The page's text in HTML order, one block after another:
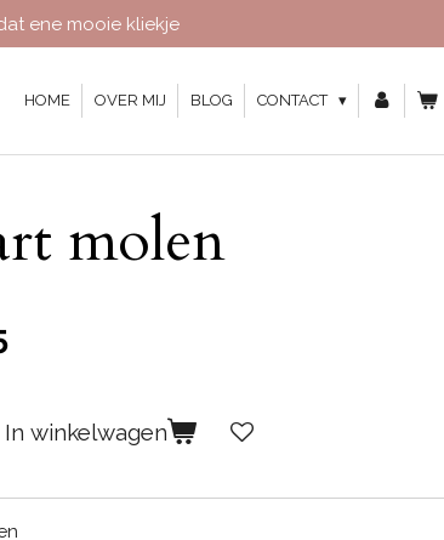
ene mooie kliekje
HOME OVER MIJ BLOG CONTACT
molen
In winkelwagen